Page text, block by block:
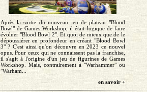
Après la sortie du nouveau jeu de plateau "Blood
Bowl" de Games Workshop, il était logique de faire
évoluer "Blood Bowl 2". Et quoi de mieux que de le
dépoussiérer en profondeur en créant "Blood Bowl
3" ? C'est ainsi qu'on découvre en 2023 ce nouvel
opus. Pour ceux qui ne connaissent pas la franchise,
il s'agit à l'origine d'un jeu de figurines de Games
Workshop. Mais, contrairement à "Warhammer" ou
"Warham...
en savoir +